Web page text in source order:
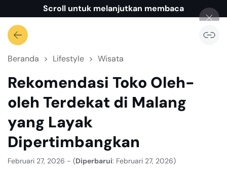
Scroll untuk melanjutkan membaca
Beranda Lifestyle Wisata
Rekomendasi Toko Oleh-
oleh Terdekat di Malang
yang Layak
Dipertimbangkan
Februari 27, 2026 - (Diperbarui: Februari 27, 2026)